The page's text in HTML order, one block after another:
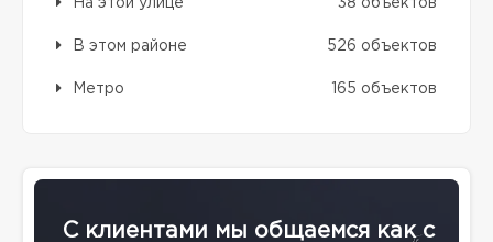
На этой улице 38 объектов
В этом районе 526 объектов
Метро 165 объектов
С клиентами мы общаемся как с